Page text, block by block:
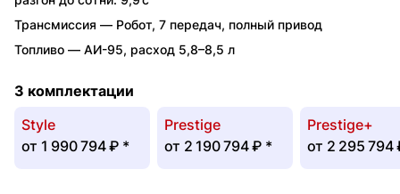
Трансмиссия — Робот, 7 передач, полный привод
Топливо — АИ-95, расход 5,8–8,5 л
3 комплектации
Style
от 1 990 794 ₽ *
Prestige
от 2 190 794 ₽ *
Prestige+
от 2 295 794